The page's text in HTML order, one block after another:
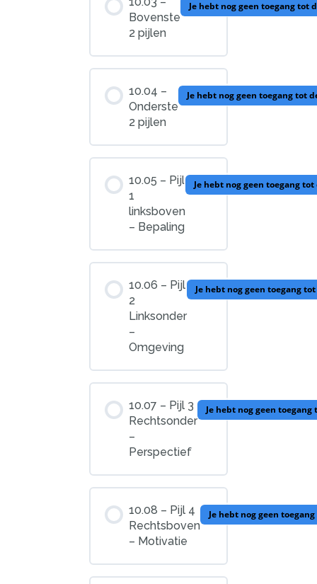
Bovenste
2 pijlen
Je hebt nog geen toegang tot
10.04 –
Onderste
2 pijlen
Je hebt nog geen toegang tot
10.05 – Pijl
1
linksboven
– Bepaling
Je hebt nog geen toegang
10.06 – Pijl
2
Linksonder
–
Omgeving
Je hebt nog geen toegang
10.07 – Pijl 3
Rechtsonder
–
Perspectief
Je hebt nog geen
10.08 – Pijl 4
Rechtsboven
– Motivatie
Je hebt nog geen